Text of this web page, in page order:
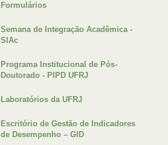
Formulários
Semana de Integração Acadêmica -
SIAc
Programa Institucional de Pós-
Doutorado - PIPD UFRJ
Laboratórios da UFRJ
Escritório de Gestão de Indicadores
de Desempenho – GID